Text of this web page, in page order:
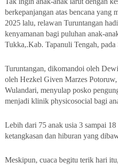
berkepanjangan atas bencana yang
2025 lalu, relawan Turuntangan
kenyamanan bagi puluhan anak-
Tukka,.Kab. Tapanuli Tengah,
Turuntangan, dikomandoi oleh
oleh Hezkel Given Marzes
Wulandari, menyulap posko
menjadi klinik physicosocial bagi
Lebih dari 75 anak usia 3 sampai
ketangkasan dan hiburan yang
Meskipun, cuaca begitu terik hari